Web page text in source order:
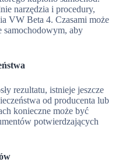
narzędzia i procedury,
VW Beta 4. Czasami może
samochodowym, aby
rezultatu, istnieje jeszcze
od producenta lub
konieczne może być
potwierdzających